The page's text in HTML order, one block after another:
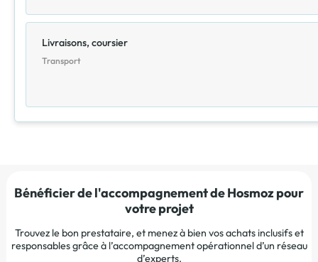
Livraisons, coursier
Transport
Bénéficier de l'accompagnement de Hosmoz pour
votre projet
Trouvez le bon prestataire, et menez à bien vos achats inclusifs et
responsables grâce à l’accompagnement opérationnel d’un réseau
d’experts.